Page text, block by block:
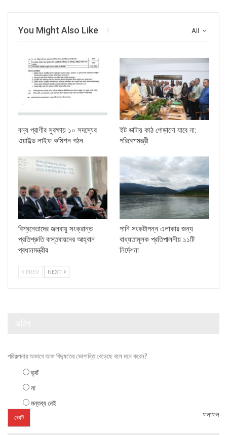
All
You Might Also Like
বন্য প্রাণীর সুরক্ষায় ১০ সদস্যের
ওয়াইল্ড লাইফ কমিশন গঠন
ইট ভাটায় কাঠ পোড়ানো যাবে না:
পরিবেশমন্ত্রী
বিশ্বনেতাদের জলবায়ু সংক্রান্ত
প্রতিশ্রুতি বাস্তবায়নের আহ্বান
প্রধানমন্ত্রীর
পানি সংকটাপন্ন এলাকার জন্য
বাধ্যতামূলক প্রতিপালনীয় ১১টি
নির্দেশনা
PREV NEXT
পরিকল্পনার অভাবে আজ বিদ্যুতের ভোগান্তি বেড়েছে বলে মনে করেন?
হ্যাঁ
না
মন্তব্য নেই
ফলাফল